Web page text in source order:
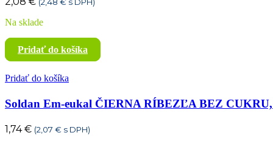
Na sklade
Pridať do košíka
Pridať do košíka
Soldan Em-eukal ČIERNA RÍBEZĽA BEZ
1,74€ (2,07 € s DPH)